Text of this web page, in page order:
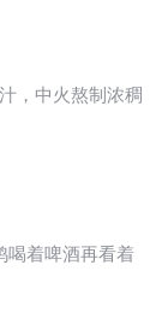
，中火熬制浓稠
着啤酒再看着